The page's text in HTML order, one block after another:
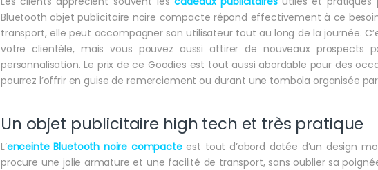
Bluetooth objet publicitaire noire compacte répond effectivement à ce
transport, elle peut accompagner son utilisateur tout au long de la journée.
votre clientèle, mais vous pouvez aussi attirer de nouveaux prospects
personnalisation. Le prix de ce Goodies est tout aussi abordable pour des
pourrez l’offrir en guise de remerciement ou durant une tombola organisée
Un objet publicitaire high tech et très pratique
L’enceinte Bluetooth noire compacte est tout d’abord dotée d’un design
procure une jolie armature et une facilité de transport, sans oublier sa